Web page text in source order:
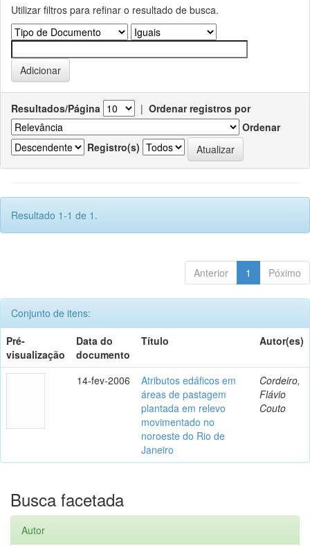
Utilizar filtros para refinar o resultado de busca.
Resultados/Página | Ordenar registros por
Ordenar
Registro(s)
Resultado 1-1 de 1.
Anterior 1 Póximo
Conjunto de itens:
Pré-
visualização
Data do
documento
Título Autor(es)
14-fev-2006
Atributos edáficos em
áreas de pastagem
plantada em relevo
movimentado no
noroeste do Rio de
Janeiro
Cordeiro,
Flávio
Couto
Busca facetada
Autor